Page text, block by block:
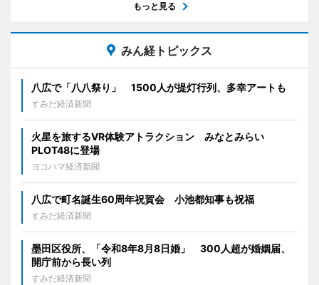
もっと見る
みん経トピックス
八広で「八八祭り」 1500人が提灯行列、多幸アートも
すみだ経済新聞
火星を旅するVR体験アトラクション みなとみらい
PLOT48に登場
ヨコハマ経済新聞
八広で町名誕生60周年祝賀会 小池都知事も祝福
すみだ経済新聞
墨田区役所、「令和8年8月8日婚」 300人超が婚姻届、
開庁前から長い列
すみだ経済新聞